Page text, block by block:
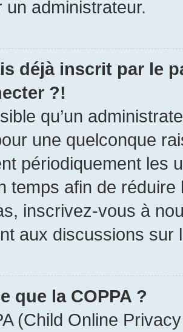
un administrateur.
déjà inscrit par le
?!
qu’un
une quelconque
périodiquement les
temps afin de
inscrivez-vous à
aux discussions sur
que la COPPA ?
(Child Online